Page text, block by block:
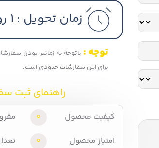
زمان تحویل : 1 روزه
توجه : باتوجه به زمانبر بودن
برای این سفارشات حدودی است.
راهنمای ثبت
کیفیت محصول 0
امتیاز محصول
0